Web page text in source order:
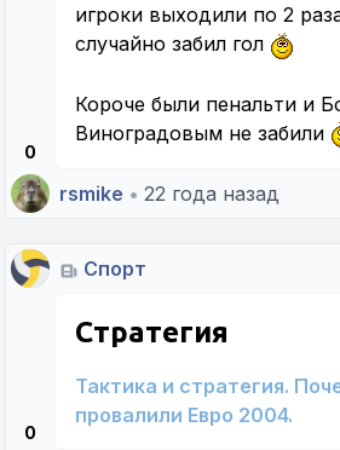
0
игроки выходили по 2
случайно забил гол
Короче были пенальти и
Виноградовым не забили
rsmike • 22 года назад
Спорт
0
Стратегия
Тактика и стратегия.
провалили Евро 2004.